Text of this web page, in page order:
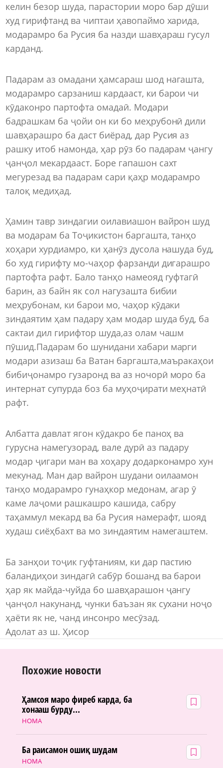
келин безор шуда, парастории моро бар дӯши
худ гирифтанд ва чиптаи ҳавопаймо харида,
модарамро ба Русия ба назди шавҳараш гусул
карданд.
Падарам аз омадани ҳамсараш шод нагашта,
модарамро сарзаниш кардааст, ки барои чи
кӯдаконро партофта омадаӣ. Модари
бадрашкам ба ҷойи он ки бо меҳрубонӣ дили
шавҳарашро ба даст биёрад, дар Русия аз
рашку итоб намонда, ҳар рӯз бо падарам ҷангу
ҷанҷол мекардааст. Боре гапашон сахт
мегурезад ва падарам сари қаҳр модарамро
талоқ медиҳад.
Ҳамин тавр зиндагии оилавиашон вайрон шуд
ва модарам ба Тоҷикистон баргашта, танҳо
хоҳари хурдиамро, ки ҳанӯз дусола нашуда буд,
бо худ гирифту мо-чаҳор фарзанди дигарашро
партофта рафт. Бало танҳо намеояд гуфтагӣ
барин, аз байн як сол нагузашта бибии
меҳрубонам, ки барои мо, чаҳор кӯдаки
зиндаятим ҳам падару ҳам модар шуда буд, ба
сактаи дил гирифтор шуда,аз олам чашм
пӯшид.Падарам бо шунидани хабари марги
модари азизаш ба Ватан баргашта,маъракаҳои
бибиҷонамро гузаронд ва аз ночорӣ моро ба
интернат супурда боз ба муҳоҷирати меҳнатӣ
рафт.
Албатта давлат ягон кӯдакро бе паноҳ ва
гурусна намегузорад, вале дурӣ аз падару
модар ҷигари ман ва хоҳару додарконамро хун
мекунад. Ман дар вайрон шудани оилаамон
танҳо модарамро гунаҳкор медонам, агар ӯ
каме лаҷоми рашкашро кашида, сабру
таҳаммул мекард ва ба Русия намерафт, шояд
худаш сиёҳбахт ва мо зиндаятим намегаштем.
Ба занҳои тоҷик гуфтаниям, ки дар пастию
баландиҳои зиндагӣ сабӯр бошанд ва барои
ҳар як майда-чуйда бо шавҳарашон ҷангу
ҷанҷол накунанд, чунки баъзан як сухани ноҷо
ҳаёти як не, чанд инсонро месӯзад.
Адолат аз ш. Ҳисор
Похожие новости
НОМА
Ҳамсоя маро фиреб карда, ба
хонааш бурду...
НОМА
Ба раисамон ошиқ шудам